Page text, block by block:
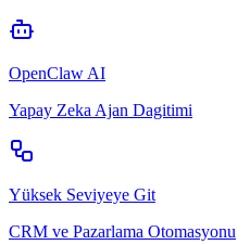
OpenClaw AI
Yapay Zeka Ajan Dagitimi
Yüksek Seviyeye Git
CRM ve Pazarlama Otomasyonu